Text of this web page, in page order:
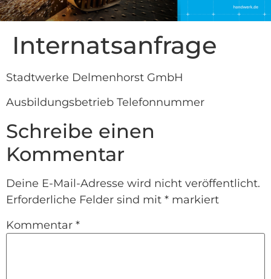
Internatsanfrage
Stadtwerke Delmenhorst GmbH
Ausbildungsbetrieb Telefonnummer
Schreibe einen
Kommentar
Deine E-Mail-Adresse wird nicht veröffentlicht.
Erforderliche Felder sind mit * markiert
Kommentar *